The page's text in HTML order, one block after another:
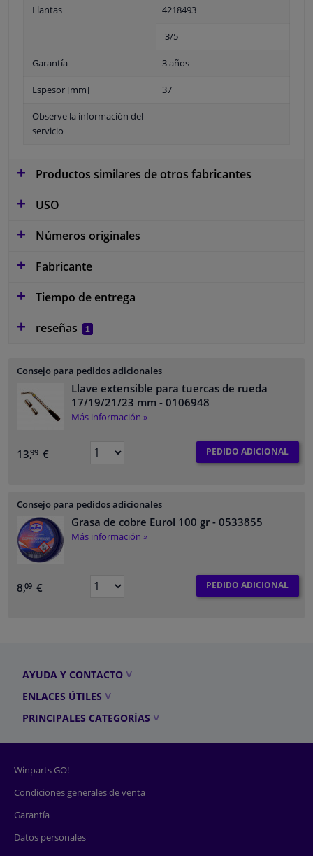
Llantas 4218493
3/5
Garantía 3 años
Espesor [mm] 37
Observe la información del
servicio
Productos similares de otros fabricantes
USO
Números originales
Fabricante
Tiempo de entrega
reseñas
1
Consejo para pedidos adicionales
Llave extensible para tuercas de rueda
17/19/21/23 mm - 0106948
Más información »
13,99 € PEDIDO ADICIONAL
Consejo para pedidos adicionales
Grasa de cobre Eurol 100 gr - 0533855
Más información »
8,09 € PEDIDO ADICIONAL
AYUDA Y CONTACTO
ENLACES ÚTILES
PRINCIPALES CATEGORÍAS
Winparts GO!
Condiciones generales de venta
Garantía
Datos personales